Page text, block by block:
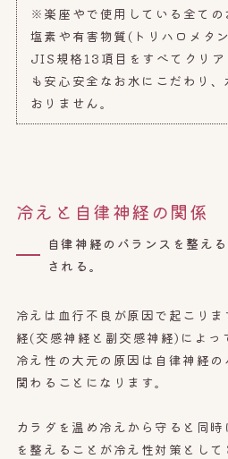
※楽座やで使用している全ての
塩素や有害物質(トリハロメタ
JIS規格13項目をすべてクリア
も安心安全なお水にこだわり
おりません。
冷えと自律神経の関係
自律神経のバランスを整え
される。
冷えは血行不良が原因で起こり
経(交感神経と副交感神経)によっ
冷え性の大元の原因は自律神経の
関わることになります。
カラダを温め冷えから守ると同
を整えることが冷え性対策として